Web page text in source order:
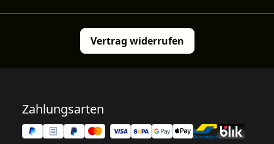
Vertrag widerrufen
Zahlungsarten